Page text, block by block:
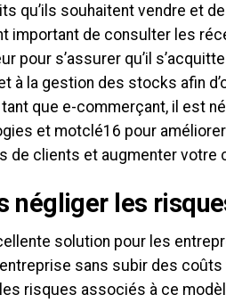
qu’ils souhaitent vendre et
important de consulter les
pour s’assurer qu’il
à la gestion des stocks afin
que e-commerçant, il est
et motclé16 pour
de clients et augmenter votre
négliger les
solution pour les
sans subir des
risques associés à ce